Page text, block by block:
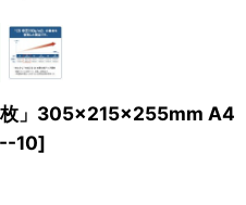
枚」305×215×255mm A4
10]